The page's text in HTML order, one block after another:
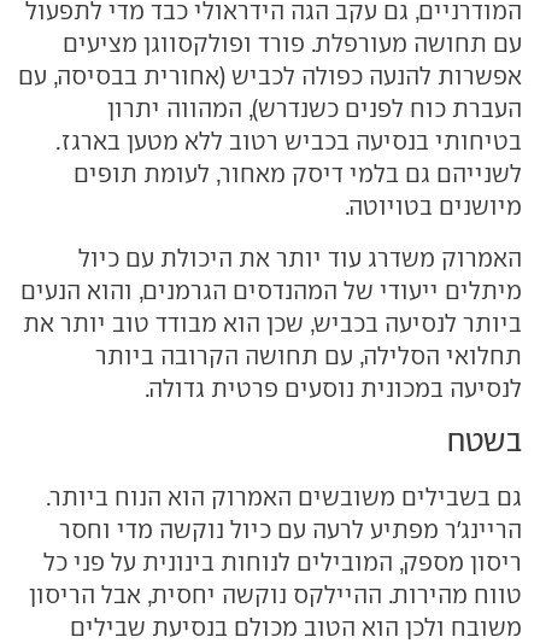
המודרניים, גם עקב הגה הידראולי כבד מדי לתפעול
עם תחושה מעורפלת. פורד ופולקסווגן מציעים
אפשרות להנעה כפולה לכביש (אחורית בבסיסה, עם
העברת כוח לפנים כשנדרש), המהווה יתרון
בטיחותי בנסיעה בכביש רטוב ללא מטען בארגז.
לשנייהם גם בלמי דיסק מאחור, לעומת תופים
מיושנים בטויוטה.
האמרוק משדרג עוד יותר את היכולת עם כיול
מיתלים ייעודי של המהנדסים הגרמנים, והוא הנעים
ביותר לנסיעה בכביש, שכן הוא מבודד טוב יותר את
תחלואי הסלילה, עם תחושה הקרובה ביותר
לנסיעה במכונית נוסעים פרטית גדולה.
בשטח
גם בשבילים משובשים האמרוק הוא הנוח ביותר.
הריינג'ר מפתיע לרעה עם כיול נוקשה מדי וחסר
ריסון מספק, המובילים לנוחות בינונית על פני כל
טווח מהירות. ההיילקס נוקשה יחסית, אבל הריסון
משובח ולכן הוא הטוב מכולם בנסיעת שבילים